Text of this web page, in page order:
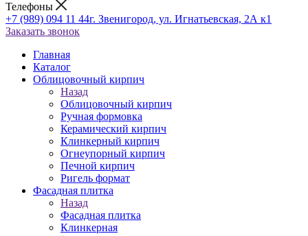
Телефоны
+7 (989) 094 11 44г. Звенигород, ул. Игнатьевская, 2А к1
Заказать звонок
Главная
Каталог
Облицовочный кирпич
Назад
Облицовочный кирпич
Ручная формовка
Керамический кирпич
Клинкерный кирпич
Огнеупорный кирпич
Печной кирпич
Ригель формат
Фасадная плитка
Назад
Фасадная плитка
Клинкерная